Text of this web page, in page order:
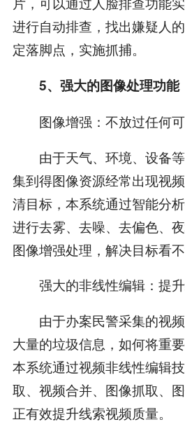
进行自动排查，找出嫌疑人
定落脚点，实施抓捕。
5、强大的图像处理功能
图像增强：不放过任何
由于天气、环境、设备等
集到得图像资源经常出现视
清目标，本系统通过智能分
进行去雾、去噪、去偏色、
图像增强处理，解决目标看不
强大的非线性编辑：提升
由于办案民警采集的视频
大量的垃圾信息，如何将重
本系统通过视频非线性编辑
取、视频合并、图像抓取、
正有效提升线索视频质量。